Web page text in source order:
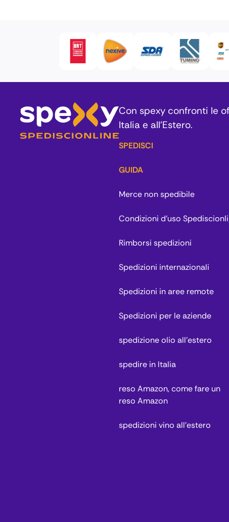
Con spexy confronti le
Italia e all’Estero.
SPEDISCI
GUIDA
Merce non spedibile
Condizioni d'uso
Rimborsi spedizioni
Spedizioni internazionali
Spedizioni in aree remote
Spedizioni per le aziende
spedizione olio all'estero
spedire in Italia
reso Amazon, come fare un
reso Amazon
spedizioni vino all'estero